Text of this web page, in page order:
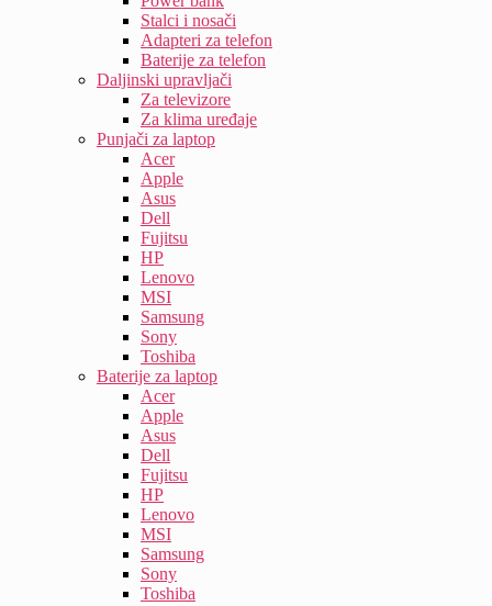
Stalci i nosači
Adapteri za telefon
Baterije za telefon
Daljinski upravljači
Za televizore
Za klima uređaje
Punjači za laptop
Acer
Apple
Asus
Dell
Fujitsu
HP
Lenovo
MSI
Samsung
Sony
Toshiba
Baterije za laptop
Acer
Apple
Asus
Dell
Fujitsu
HP
Lenovo
MSI
Samsung
Sony
Toshiba